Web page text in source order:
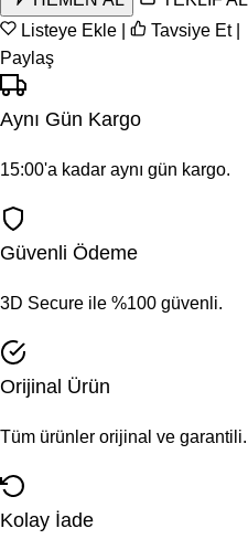
Listeye Ekle
Tavsiye Et
Paylaş
Aynı Gün Kargo
15:00'a kadar aynı gün kargo.
Güvenli Ödeme
3D Secure ile %100 güvenli.
Orijinal Ürün
Tüm ürünler orijinal ve garantili.
Kolay İade